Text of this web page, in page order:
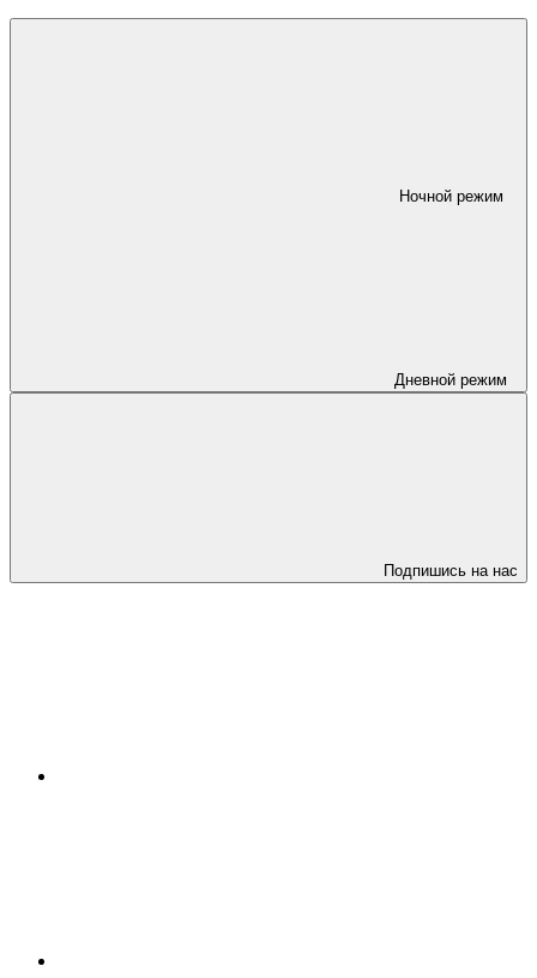
Ночной режим
Дневной режим
Подпишись на нас